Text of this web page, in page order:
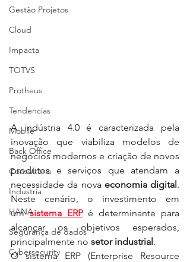
Gestão Projetos
Cloud
Impacta
TOTVS
Protheus
Tendencias
Mobile
Back Office
Consultoria
Industria
HANA
Segurança de dados
Cybersecurity
A indústria 4.0 é caracterizada pela
inovação que viabiliza modelos de
negócios modernos e criação de novos
produtos e serviços que atendam a
necessidade da nova economia digital.
Neste cenário, o investimento em
um sistema ERP é determinante para
alcançar os objetivos esperados,
principalmente no setor industrial.
O sistema ERP (Enterprise Resource